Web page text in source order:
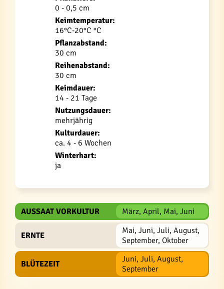
0 - 0,5 cm
Keimtemperatur:
16°C-20°C °C
Pflanzabstand:
30 cm
Reihenabstand:
30 cm
Keimdauer:
14 - 21 Tage
Nutzungsdauer:
mehrjährig
Kulturdauer:
ca. 4 - 6 Wochen
Winterhart:
ja
AUSSAAT VORKULTUR März, April, Mai, Juni
ERNTE
Mai, Juni, Juli, August,
September, Oktober
BLÜTEZEIT
Juni, Juli, August,
September